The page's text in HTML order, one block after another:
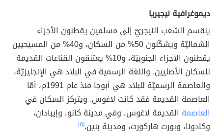
ديموغرافية نيجيريا
ينقسم الشعب النيجريّ إلى مسلمين يقطنون الأجزاء
الشماليّة ويشكّلون 50% من السكان، و40% من المسيحيين
يقطنون الأجزاء الجنوبيّة، و10% يعتنقون القناعات القديمة
للسكان الأصليين. واللغة الرسمية في البلاد هي الإنجليزيّة،
والعاصمة الرسميّة للبلاد هي أبوجا منذ عام 1991م، أمّا
العاصمة القديمة فقد كانت لاغوس. ويتركز السكان في
العاصمة القديمة لاغوس، وفي مدينة كانو، وإيبادان،
وكادونا، وبورت هاركورت، ومدينة بنين.[٥]